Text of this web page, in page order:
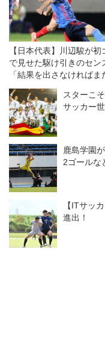
【日本代表】川辺駿が初
で見せた駆け引きのセン
「結果を出さなければま
れない」の危機感あり！
スターこ
サッカー
鹿島学園
2ゴールな
【ITサッ
進出！